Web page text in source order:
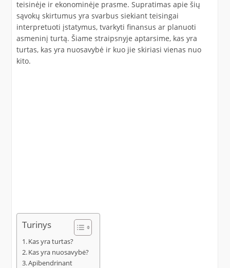
teisinėje ir ekonominėje prasme. Supratimas apie šių
sąvokų skirtumus yra svarbus siekiant teisingai
interpretuoti įstatymus, tvarkyti finansus ar planuoti
asmeninį turtą. Šiame straipsnyje aptarsime, kas yra
turtas, kas yra nuosavybė ir kuo jie skiriasi vienas nuo
kito.
Turinys
Kas yra turtas?
Kas yra nuosavybė?
Apibendrinant